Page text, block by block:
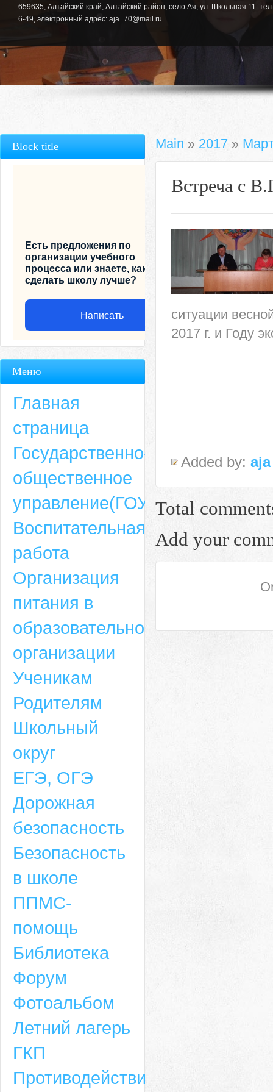
659635, Алтайский край, Алтайский район, село Ая, ул. Школьная 11.
6-49, электронный адрес: aja_70@mail.ru
Адрес
659635, Алтайский край, Алтайский район, село Ая, ул. Школьная 11.
6-49, электронный адрес: aja_70@mail.ru
Адрес
6-49, электронный адрес: aja_70@mail.ru
Main » 2017 »
Встреча с
ситуации
2017 г. и Году
Added by: aja
Total
Add your
Block title
Есть предложения по
организации учебного
процесса или знаете, как
сделать школу лучше?
Написать
Меню
Главная
страница
Государственно-
общественное
управление(ГОУ)
Воспитательная
работа
Организация
питания в
образовательной
организации
Ученикам
Родителям
Школьный
округ
ЕГЭ, ОГЭ
Дорожная
безопасность
Безопасность
в школе
ППМС-
помощь
Библиотека
Форум
Фотоальбом
Летний лагерь
ГКП
Противодействие